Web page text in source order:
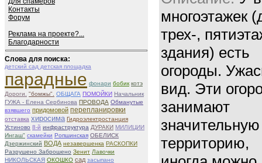
Контакты
Форум
Реклама на проекте?...
Благодарности
Слова для поиска:
детский сад детская площадка
парадные фонари бобик котэ
Дороги.
"бомжы". ОБЩАГА ПОМОЙКИ Начальник
ГУЖА - Елена Сербинова ПРОВОДА Обманутые
взявшего придомовой перепланировки
отставка хиросима Гидроэлектростанция
Устиново 8-й инфраструктура ДУРАКИ МИЛИЦИИ
Ингаш" скамейки Ропшинская ОБЕЛИСК
Дзержинский ВОДА незавершенка РАСКОПКИ
Разрушено Заброшено Зенит Лавочки
НИКОЛЬСКАЯ ОКОШКО сад засыпано
многоэтажек
трех-,
здания) есть
огороды.
вид. Эти
занимают
значительную
территорию,